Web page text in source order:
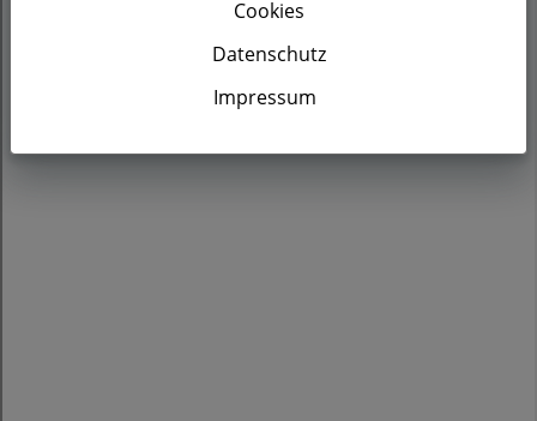
Cookies
Datenschutz
Impressum